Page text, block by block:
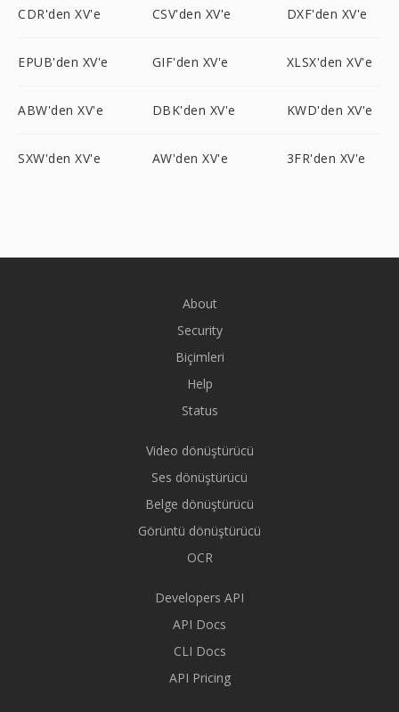
CDR'den XV'e CSV'den XV'e DXF'den XV'e
EPUB'den XV'e GIF'den XV'e XLSX'den XV'e
ABW'den XV'e DBK'den XV'e KWD'den XV'e
SXW'den XV'e AW'den XV'e 3FR'den XV'e
About
Security
Biçimleri
Help
Status
Video dönüştürücü
Ses dönüştürücü
Belge dönüştürücü
Görüntü dönüştürücü
OCR
Developers API
API Docs
CLI Docs
API Pricing